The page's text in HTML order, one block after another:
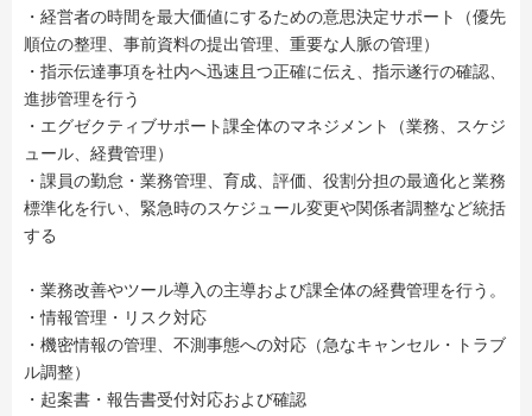
・経営者の時間を最大価値にするための意思決定サポート（優先
順位の整理、事前資料の提出管理、重要な人脈の管理）
・指示伝達事項を社内へ迅速且つ正確に伝え、指示遂行の確認、
進捗管理を行う
・エグゼクティブサポート課全体のマネジメント（業務、スケジ
ュール、経費管理）
・課員の勤怠・業務管理、育成、評価、役割分担の最適化と業務
標準化を行い、緊急時のスケジュール変更や関係者調整など統括
する
・業務改善やツール導入の主導および課全体の経費管理を行う。
・情報管理・リスク対応
・機密情報の管理、不測事態への対応（急なキャンセル・トラブ
ル調整）
・起案書・報告書受付対応および確認